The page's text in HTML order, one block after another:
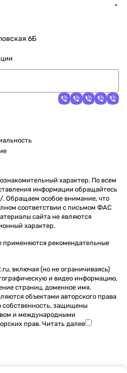
6Б
характер. По всем
информации обращайтесь
Обращаем особое внимание, что
соответствии с письмом ФАС
сайта не являются
характер.
применяются рекомендательные
включая (но не ограничиваясь)
и видео информацию,
страниц, доменное имя,
объектами авторского права
собственность, защищены
и международными
прав. Читать далее